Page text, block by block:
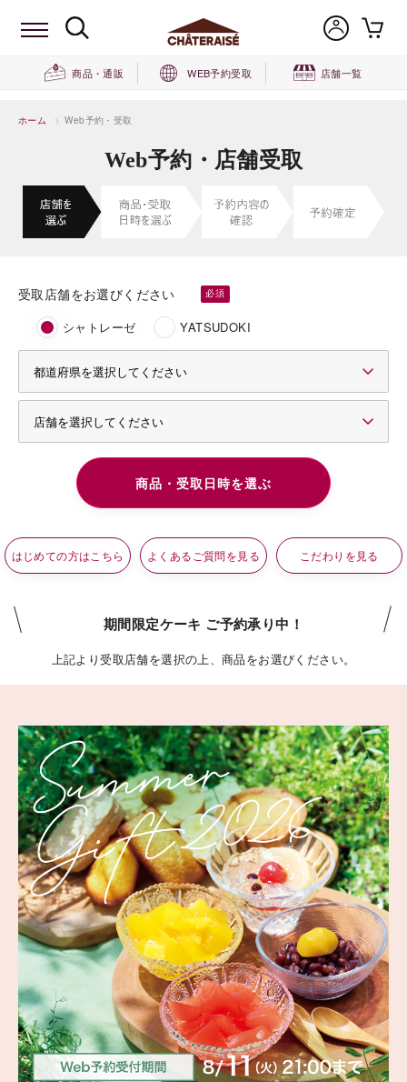
商品・通販 WEB予約受取 店舗一覧
ホーム > Web予約・受取
Web予約・店舗受取
受取店舗をお選びください
シャトレーゼ YATSUDOKI
はじめての方はこちら よくあるご質問を見る こだわりを見る
期間限定ケーキ ご予約承り中！
上記より受取店舗を選択の上、商品をお選びください。